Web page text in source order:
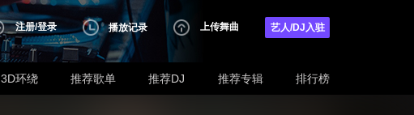
注册/登录 播放记录 上传舞曲 艺人/DJ入驻
3D环绕 推荐歌单 推荐DJ 推荐专辑 排行榜